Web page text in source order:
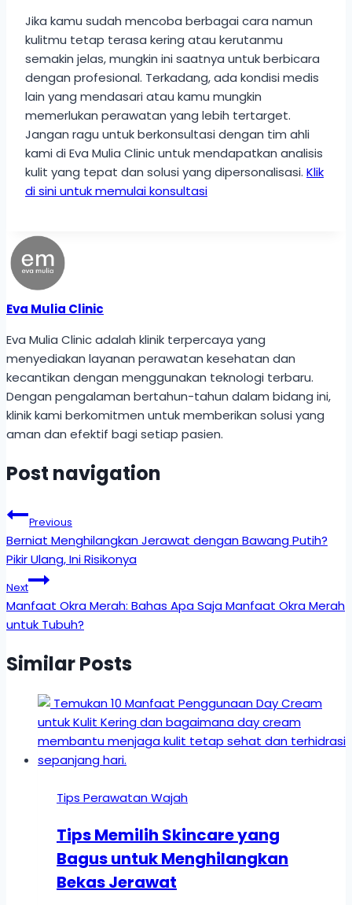
Jika kamu sudah mencoba berbagai cara namun
kulitmu tetap terasa kering atau kerutanmu
semakin jelas, mungkin ini saatnya untuk berbicara
dengan profesional. Terkadang, ada kondisi medis
lain yang mendasari atau kamu mungkin
memerlukan perawatan yang lebih tertarget.
Jangan ragu untuk berkonsultasi dengan tim ahli
kami di Eva Mulia Clinic untuk mendapatkan analisis
kulit yang tepat dan solusi yang dipersonalisasi. Klik
di sini untuk memulai konsultasi
Eva Mulia Clinic
Eva Mulia Clinic adalah klinik terpercaya yang
menyediakan layanan perawatan kesehatan dan
kecantikan dengan menggunakan teknologi terbaru.
Dengan pengalaman bertahun-tahun dalam bidang ini,
klinik kami berkomitmen untuk memberikan solusi yang
aman dan efektif bagi setiap pasien.
Post navigation
Previous
Berniat Menghilangkan Jerawat dengan Bawang Putih?
Pikir Ulang, Ini Risikonya
Next
Manfaat Okra Merah: Bahas Apa Saja Manfaat Okra Merah
untuk Tubuh?
Similar Posts
Tips Perawatan Wajah
Tips Memilih Skincare yang
Bagus untuk Menghilangkan
Bekas Jerawat